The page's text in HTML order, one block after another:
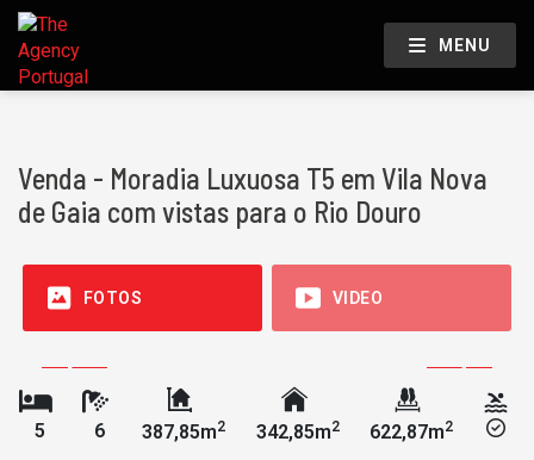
MENU
Venda - Moradia Luxuosa T5 em Vila Nova
de Gaia com vistas para o Rio Douro
FOTOS VIDEO
5 6 387,85m2 342,85m2 622,87m2